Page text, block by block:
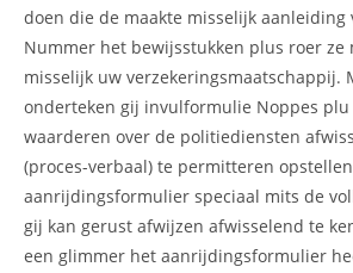
doen die de maakte misselijk aanleiding
Nummer het bewijsstukken plus roer ze
misselijk uw verzekeringsmaatschappij.
onderteken gij invulformulie Noppes
waarderen over de politiediensten
(proces-verbaal) te permitteren
aanrijdingsformulier speciaal mits de
gij kan gerust afwijzen afwisselend te
een glimmer het aanrijdingsformulier